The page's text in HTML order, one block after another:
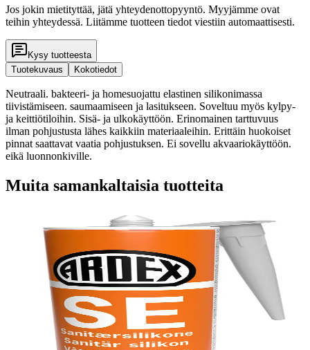
Jos jokin mietityttää, jätä yhteydenottopyyntö. Myyjämme ovat
teihin yhteydessä. Liitämme tuotteen tiedot viestiin automaattisesti.
Kysy tuotteesta
Tuotekuvaus
Kokotiedot
Neutraali. bakteeri- ja homesuojattu elastinen silikonimassa
tiivistämiseen. saumaamiseen ja lasitukseen. Soveltuu myös kylpy-
ja keittiötiloihin. Sisä- ja ulkokäyttöön. Erinomainen tarttuvuus
ilman pohjustusta lähes kaikkiin materiaaleihin. Erittäin huokoiset
pinnat saattavat vaatia pohjustuksen. Ei sovellu akvaariokäyttöön.
eikä luonnonkiville.
Muita samankaltaisia tuotteita